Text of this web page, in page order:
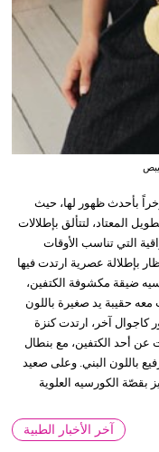
بأحدث ظهور لها، حيث
المعتاد، لتتألق بإطلالات
التي تناسب الأوقات
بإطلالة عصرية ارتدت فيها
ضيقة مكشوفة الكتفين،
حقيبة يد صغيرة باللون
كاجوال آخر، ارتدت كنزة
عن أحد الكتفين، مع بنطال
باللون البني. وعلى صعيد
بقصّة الكورسيه العلوية
آخر الأخبار الطبية